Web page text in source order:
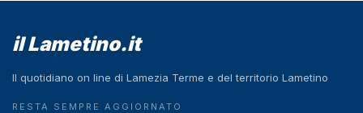
il Lametino.it
Il quotidiano on line di Lamezia Terme e del territorio Lametino
RESTA SEMPRE AGGIORNATO